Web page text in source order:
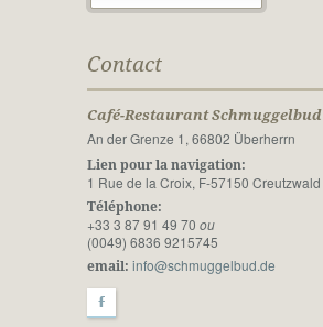
Contact
Café-Restaurant Schmuggelbud
An der Grenze 1, 66802 Überherrn
Lien pour la navigation:
1 Rue de la Croix, F-57150 Creutzwald
Téléphone:
+33 3 87 91 49 70 ou
(0049) 6836 9215745
email: info@schmuggelbud.de
F